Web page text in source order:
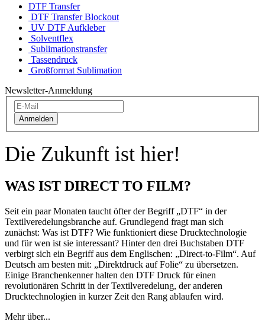
DTF Transfer
DTF Transfer Blockout
UV DTF Aufkleber
Solventflex
Sublimationstransfer
Tassendruck
Großformat Sublimation
Newsletter-Anmeldung
Anmelden
Die Zukunft ist hier!
WAS IST DIRECT TO FILM?
Seit ein paar Monaten taucht öfter der Begriff „DTF“ in der
Textilveredelungsbranche auf. Grundlegend fragt man sich
zunächst: Was ist DTF? Wie funktioniert diese Drucktechnologie
und für wen ist sie interessant? Hinter den drei Buchstaben DTF
verbirgt sich ein Begriff aus dem Englischen: „Direct-to-Film“. Auf
Deutsch am besten mit: „Direktdruck auf Folie“ zu übersetzen.
Einige Branchenkenner halten den DTF Druck für einen
revolutionären Schritt in der Textilveredelung, der anderen
Drucktechnologien in kurzer Zeit den Rang ablaufen wird.
Mehr über...